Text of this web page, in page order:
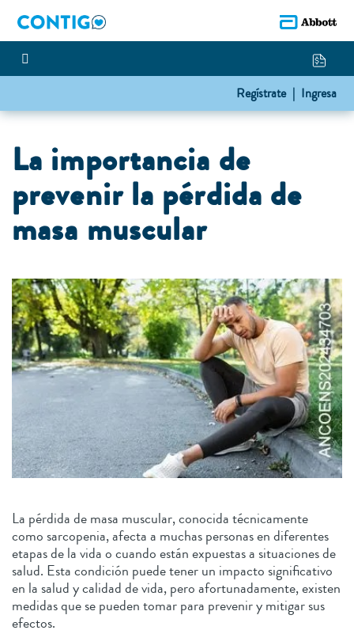
Regístrate | Ingresa
La importancia de
prevenir la pérdida de
masa muscular
La pérdida de masa muscular, conocida técnicamente
como sarcopenia, afecta a muchas personas en diferentes
etapas de la vida o cuando están expuestas a situaciones de
salud. Esta condición puede tener un impacto significativo
en la salud y calidad de vida, pero afortunadamente, existen
medidas que se pueden tomar para prevenir y mitigar sus
efectos.